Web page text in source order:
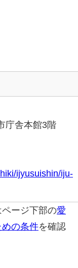
庁舎本館3階
ijyusuishin/iju-
ージ下部の愛
の条件を確認